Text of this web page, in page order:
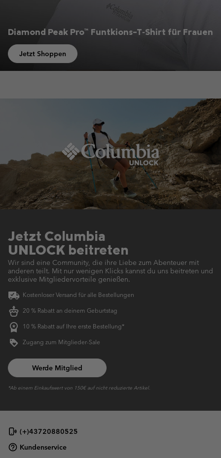
Diamond Peak Pro™ Funtkions-T‑Shirt für Frauen
Jetzt Shoppen
Jetzt Columbia
UNLOCK beitreten
Wir sind eine Community, die ihre Liebe zum Abenteuer mit
anderen teilt. Mit nur wenigen Klicks kannst du uns beitreten und
exklusive Mitgliedervorteile genießen.
Kostenloser Versand für alle Bestellungen
20 % Rabatt an deinem Geburtstag
10 % Rabatt auf Ihre erste Bestellung*
Zugang zum Mitglieder-Sale
Werde Mitglied
*Ab einem Einkaufswert von 150€ auf nicht reduzierte Artikel.
(+)43720880525
Kundenservice